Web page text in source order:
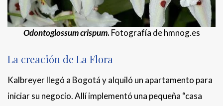
Odontoglossum crispum.Fotografía de hmnog.es
La creación de La Flora
Kalbreyer llegó a Bogotá y alquiló un apartamento para
iniciar su negocio. Allí implementó una pequeña “casa